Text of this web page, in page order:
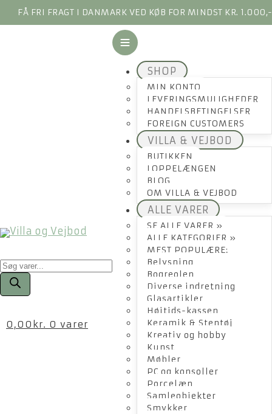
FÅ FRI FRAGT I DANMARK VED KØB FOR MINDST KR. 1.000,-
Products
search
0,00 kr. 0 varer
SHOP
MIN KONTO
LEVERINGSMULIGHEDER
HANDELSBETINGELSER
FOREIGN CUSTOMERS
VILLA & VEJBOD
BUTIKKEN
LOPPELÆNGEN
BLOG
OM VILLA & VEJBOD
ALLE VARER
SE ALLE VARER »
ALLE KATEGORIER »
MEST POPULÆRE:
Belysning
Bogreolen
Diverse indretning
Glasartikler
Højtids-kassen
Keramik & Stentøj
Kreativ og hobby
Kunst
Møbler
PC og konsoller
Porcelæn
Samleobjekter
Smykker